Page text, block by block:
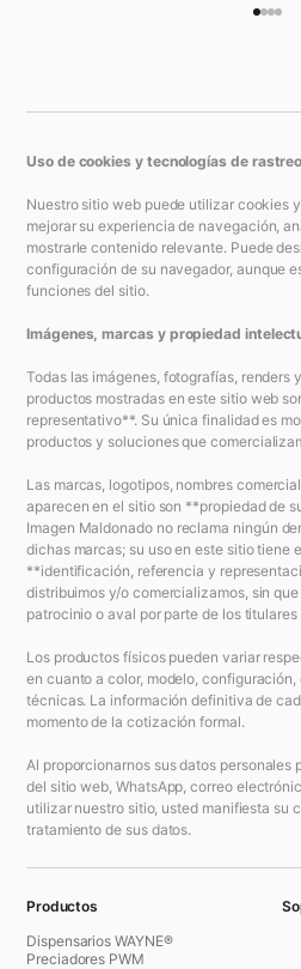
Uso de cookies y tecnologías de rastreo
Nuestro sitio web puede utilizar cookies
mejorar su experiencia de navegación,
mostrarle contenido relevante. Puede
configuración de su navegador, aunque
funciones del sitio.
Imágenes, marcas y propiedad
Todas las imágenes, fotografías, renders
productos mostradas en este sitio web
representativo**. Su única finalidad es
productos y soluciones que
Las marcas, logotipos, nombres
aparecen en el sitio son **propiedad de
Imagen Maldonado no reclama ningún
dichas marcas; su uso en este sitio tiene
**identificación, referencia y
distribuimos y/o comercializamos, sin
patrocinio o aval por parte de los titulares
Los productos físicos pueden variar
en cuanto a color, modelo,
técnicas. La información definitiva de
momento de la cotización formal.
Al proporcionarnos sus datos personales
del sitio web, WhatsApp, correo
utilizar nuestro sitio, usted manifiesta su
tratamiento de sus datos.
Productos
Dispensarios WAYNE®
Preciadores PWM